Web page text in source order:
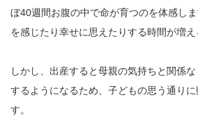
ぼ40週間お腹の中で命が育つのを体感し
を感じたり幸せに思えたりする時間が増え
しかし、出産すると母親の気持ちと関係
するようになるため、子どもの思う通り
す。